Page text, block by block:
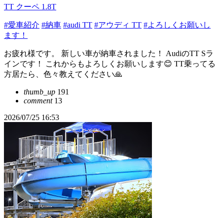
TT クーペ 1.8T
#愛車紹介 #納車 #audi TT #アウディ TT #よろしくお願いし
ます！
お疲れ様です。 新しい車が納車されました！ AudiのTT Sラ
インです！ これからもよろしくお願いします😊 TT乗ってる
方居たら、色々教えてください🙏
thumb_up 191
comment13
2026/07/25 16:53